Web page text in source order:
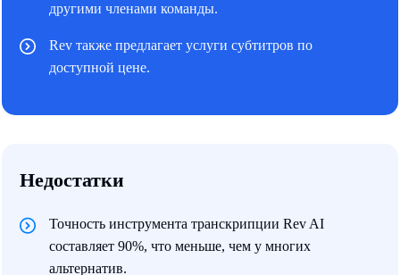
другими членами команды.
Rev также предлагает услуги субтитров по
доступной цене.
Недостатки
Точность инструмента транскрипции Rev AI
составляет 90%, что меньше, чем у многих
альтернатив.